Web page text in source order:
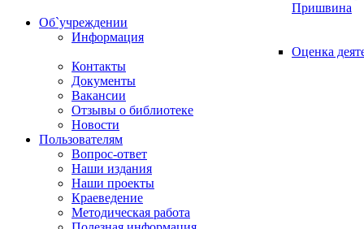
Пришвина
Об`учреждении
Информация
Оценка
Контакты
Документы
Вакансии
Отзывы о библиотеке
Новости
Пользователям
Вопрос-ответ
Наши издания
Наши проекты
Краеведение
Методическая работа